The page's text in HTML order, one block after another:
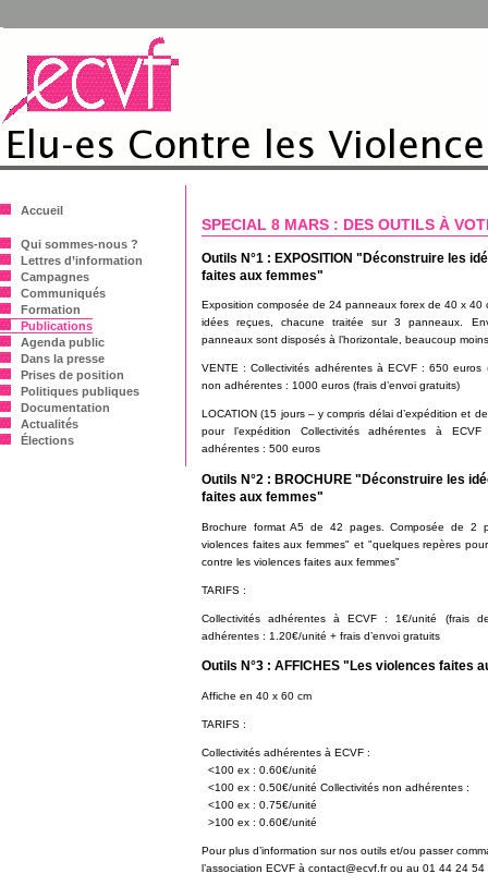
Accueil
Qui sommes-nous ?
Lettres d’information
Campagnes
Communiqués
Formation
Publications
Agenda public
Dans la presse
Prises de position
Politiques publiques
Documentation
Actualités
Élections
SPECIAL 8 MARS : DES OUTILS À
Outils N°1 : EXPOSITION "Déconstruire les
faites aux femmes"
Exposition composée de 24 panneaux forex de 40 x 40
idées reçues, chacune traitée sur 3 panneaux.
panneaux sont disposés à l’horizontale, beaucoup
VENTE : Collectivités adhérentes à ECVF : 650 euros
non adhérentes : 1000 euros (frais d’envoi gratuits)
LOCATION (15 jours – y compris délai d’expédition et
pour l’expédition Collectivités adhérentes à
adhérentes : 500 euros
Outils N°2 : BROCHURE "Déconstruire les
faites aux femmes"
Brochure format A5 de 42 pages. Composée de 2
violences faites aux femmes" et "quelques repères
contre les violences faites aux femmes"
TARIFS :
Collectivités adhérentes à ECVF : 1€/unité (frais
adhérentes : 1.20€/unité + frais d’envoi gratuits
Outils N°3 : AFFICHES "Les violences faites
Affiche en 40 x 60 cm
TARIFS :
Collectivités adhérentes à ECVF :
<100 ex : 0.60€/unité
<100 ex : 0.50€/unité Collectivités non adhérentes :
<100 ex : 0.75€/unité
>100 ex : 0.60€/unité
Pour plus d’information sur nos outils et/ou passer
l’association ECVF à contact@ecvf.fr ou au 01 44 24 54